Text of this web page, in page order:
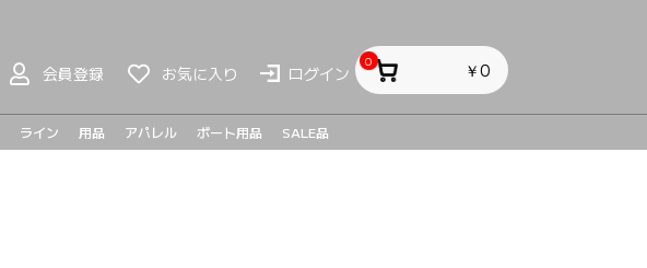
会員登録 お気に入り ログイン
0 ￥0
ライン 用品 アパレル ボート用品 SALE品